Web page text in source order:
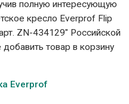
полную интересующую
кресло Everprof Flip
ZN-434129" Российской
товар в корзину
Everprof